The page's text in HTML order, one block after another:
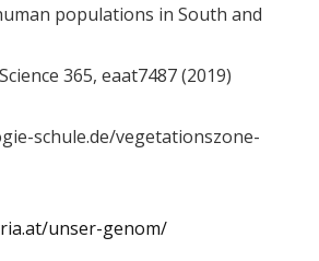
populations in South and
365, eaat7487 (2019)
schule.de/vegetationszone-
unser-genom/